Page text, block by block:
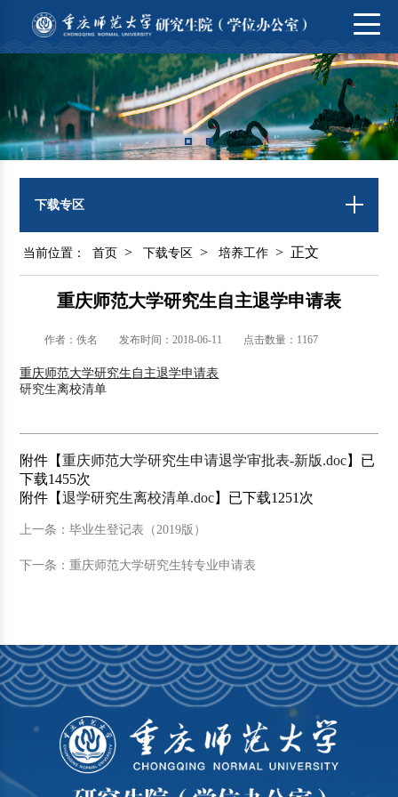
下载专区
当前位置： 首页 > 下载专区 > 培养工作 > 正文
重庆师范大学研究生自主退学申请表
作者：佚名 发布时间：2018-06-11 点击数量： 1167
重庆师范大学研究生自主退学申请表
研究生离校清单
附件【重庆师范大学研究生申请退学审批表-新版.doc】已
下载1455次
附件【退学研究生离校清单.doc】已下载1251 次
上一条：毕业生登记表（2019版）
下一条：重庆师范大学研究生转专业申请表